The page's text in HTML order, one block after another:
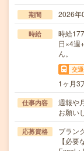
期間 2026
時給
時給
日×4週
ん。
交
1ヶ月3
仕事内容
週報や
お願い
応募資格
ブラン
【必